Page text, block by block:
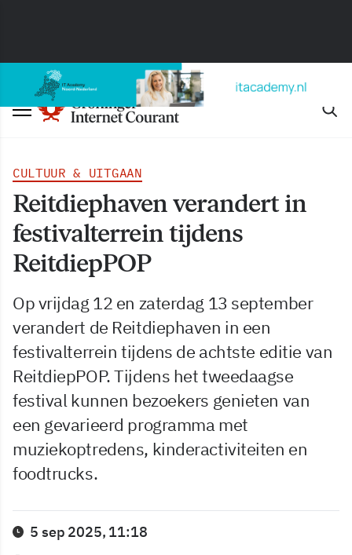
CULTUUR & UITGAAN
Reitdiephaven verandert in
festivalterrein tijdens
ReitdiepPOP
Op vrijdag 12 en zaterdag 13 september
verandert de Reitdiephaven in een
festivalterrein tijdens de achtste editie van
ReitdiepPOP. Tijdens het tweedaagse
festival kunnen bezoekers genieten van
een gevarieerd programma met
muziekoptredens, kinderactiviteiten en
foodtrucks.
5 sep 2025, 11:18